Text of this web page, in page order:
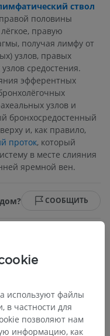
ствол
половины
правую
получая лимфу от
узлов, правых
средостения.
эфферентных
узлов и
бронхосредостенный
и, как правило,
проток, который
в месте слияния
яремной вен.
СООБЩИТЬ
используют файлы
в частности для
позволяют нам
информацию, как